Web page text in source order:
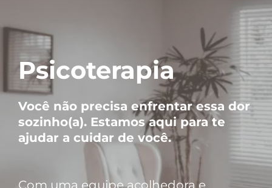
Psicoterapia
Você não precisa enfrentar essa dor
sozinho(a). Estamos aqui para te
ajudar a cuidar de você.
Com uma equipe acolhedora e